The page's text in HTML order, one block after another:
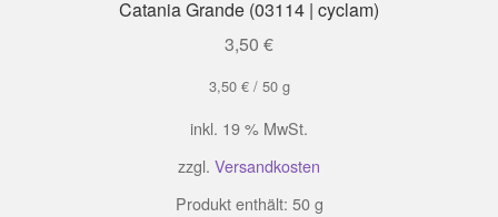
Catania Grande (03114 | cyclam)
3,50 €
3,50 €/ 50 g
inkl. 19 % MwSt.
zzgl. Versandkosten
Produkt enthält: 50g